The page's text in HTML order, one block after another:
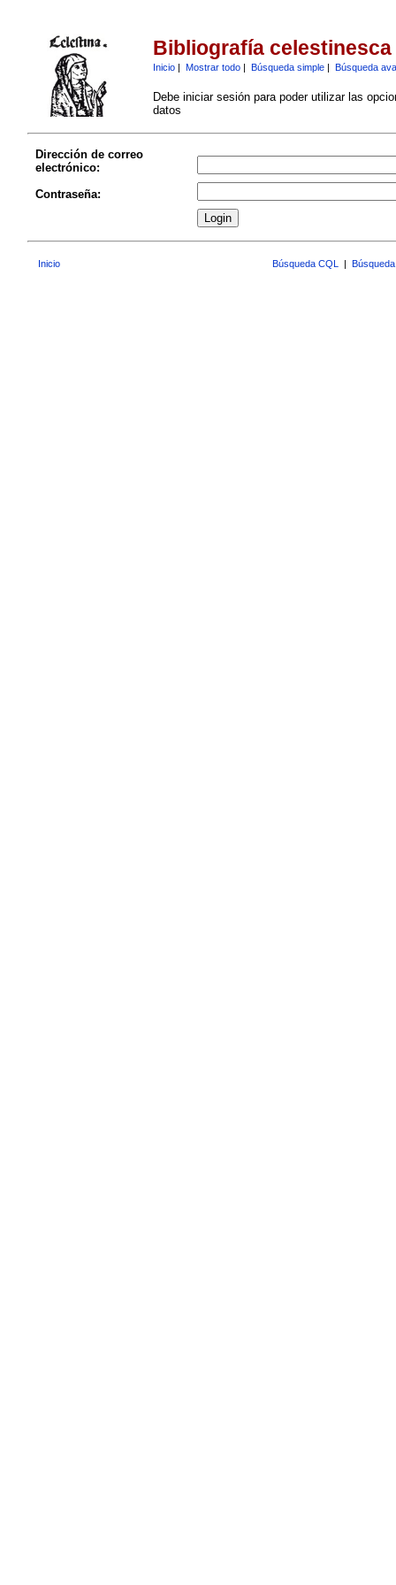
Bibliografía celestinesca
Inicio| Mostrar todo| Búsqueda simple| Búsqueda
Debe iniciar sesión para poder utilizar las
datos
Dirección de correo
electrónico:
Contraseña:
Inicio Búsqueda CQL |